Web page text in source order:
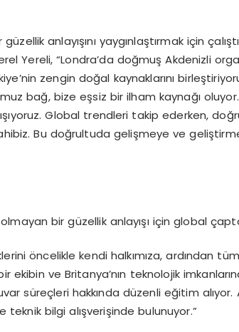
anlayışını yaygınlaştırmak için
Yereli, “Londra’da doğmuş Akdenizli
zengin doğal kaynaklarını
bağ, bize eşsiz bir ilham kaynağı oluyor.
Global trendleri takip ederken,
Bu doğrultuda gelişmeye ve
olmayan bir güzellik anlayışı için global
öncelikle kendi halkımıza, ardından
ekibin ve Britanya’nın teknolojik
süreçleri hakkında düzenli eğitim alıyor.
teknik bilgi alışverişinde bulunuyor.”